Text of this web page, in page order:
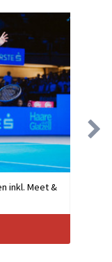
inkl. Meet &